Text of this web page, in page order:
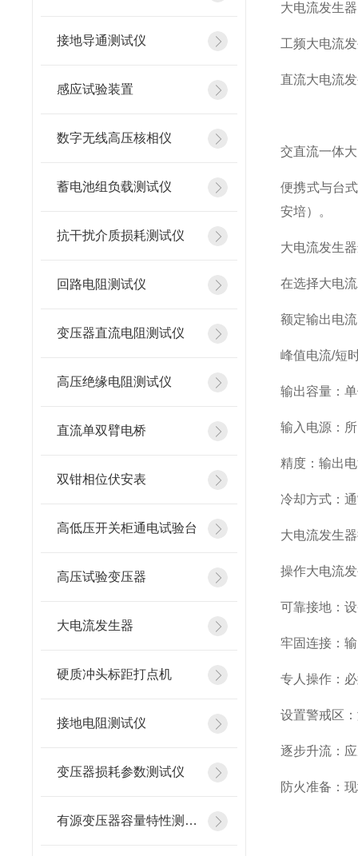
接地导通测试仪
感应试验装置
数字无线高压核相仪
蓄电池组负载测试仪
抗干扰介质损耗测试仪
回路电阻测试仪
变压器直流电阻测试仪
高压绝缘电阻测试仪
直流单双臂电桥
双钳相位伏安表
高低压开关柜通电试验台
高压试验变压器
大电流发生器
硬质冲头标距打点机
接地电阻测试仪
变压器损耗参数测试仪
有源变压器容量特性测试仪
大电流发生
工频大电流
直流大电流
交直流一体
便携式与台
安培）。
大电流发生
在选择大电
额定输出电
峰值电流/短
输出容量：
输入电源：
精度：输出
冷却方式：
大电流发生
操作大电流
可靠接地：
牢固连接：
专人操作：
设置警戒区
逐步升流：
防火准备：